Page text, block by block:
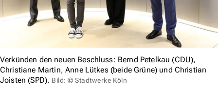
Verkünden den neuen Beschluss: Bernd Petelkau (CDU),
Christiane Martin, Anne Lütkes (beide Grüne) und Christian
Joisten (SPD). Bild: © Stadtwerke Köln